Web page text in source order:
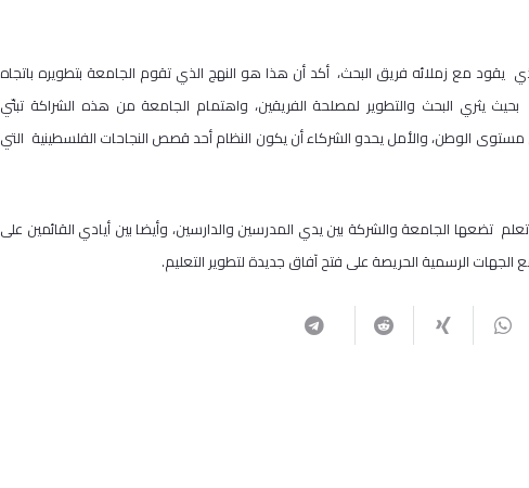
يقود مع زملائه فريق البحث، أكد أن هذا هو النهج الذي تقوم الجامعة بتطويره باتجاه
يثري البحث والتطوير لمصلحة الفريقين، واهتمام الجامعة من هذه الشراكة تبنّي
الوطن، والأمل يحدو الشركاء أن يكون النظام أحد قصص النجاحات الفلسطينية التي
تضعها الجامعة والشركة بين يدي المدرسين والدارسين، وأيضا بين أيادي القائمين على
الرسمية الحريصة على فتح آفاق جديدة لتطوير التعليم.